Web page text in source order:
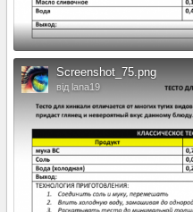
Screenshot_75.png
від lana19